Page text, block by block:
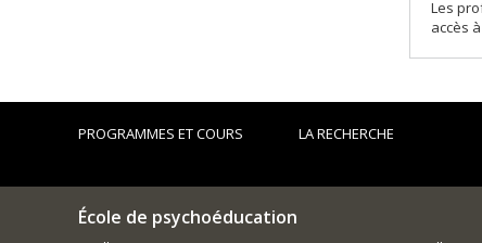
Les
accès
PROGRAMMES ET COURS LA RECHERCHE
École de psychoéducation